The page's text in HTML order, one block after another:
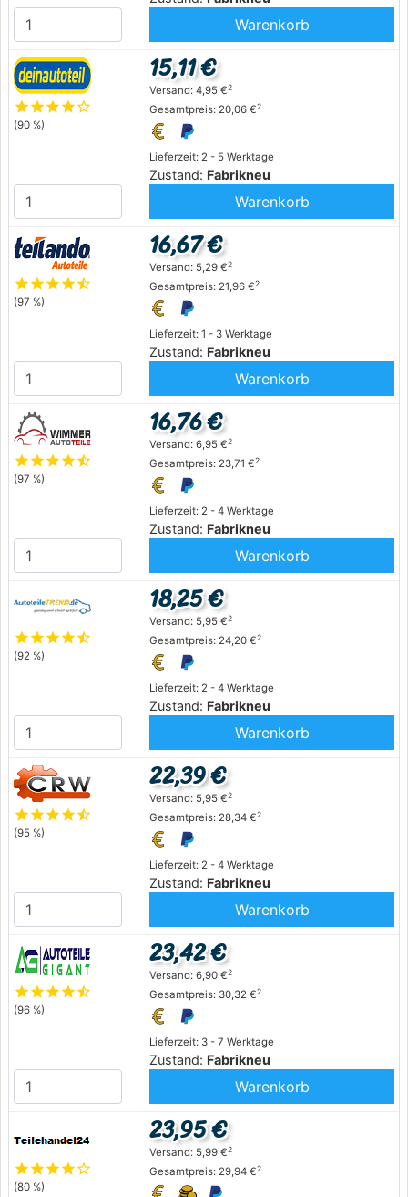
Warenkorb
starstarstarstarstar_outline
(90 %)
Lieferzeit: 2 - 5 Werktage
Zustand: Fabrikneu
15,11 €
Versand: 4,95 €2
Gesamtpreis: 20,06 €2
Warenkorb
starstarstarstarstar_half
(97 %)
Lieferzeit: 1 - 3 Werktage
Zustand: Fabrikneu
16,67 €
Versand: 5,29 €2
Gesamtpreis: 21,96 €2
Warenkorb
starstarstarstarstar_half
(97 %)
Lieferzeit: 2 - 4 Werktage
Zustand: Fabrikneu
16,76 €
Versand: 6,95 €2
Gesamtpreis: 23,71 €2
Warenkorb
starstarstarstarstar_half
(92 %)
Lieferzeit: 2 - 4 Werktage
Zustand: Fabrikneu
18,25 €
Versand: 5,95 €2
Gesamtpreis: 24,20 €2
Warenkorb
starstarstarstarstar_half
(95 %)
Lieferzeit: 2 - 4 Werktage
Zustand: Fabrikneu
22,39 €
Versand: 5,95 €2
Gesamtpreis: 28,34 €2
Warenkorb
starstarstarstarstar_half
(96 %)
Lieferzeit: 3 - 7 Werktage
Zustand: Fabrikneu
23,42 €
Versand: 6,90 €2
Gesamtpreis: 30,32 €2
Warenkorb
starstarstarstarstar_outline
(80 %)
23,95 €
Versand: 5,99 €2
Gesamtpreis: 29,94 €2